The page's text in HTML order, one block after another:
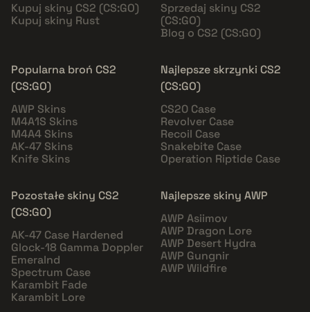
Kupuj skiny CS2 (CS:GO)
Kupuj skiny Rust
Sprzedaj skiny CS2
(CS:GO)
Blog o CS2 (CS:GO)
Popularna broń CS2
(CS:GO)
AWP Skins
M4A1S Skins
M4A4 Skins
AK-47 Skins
Knife Skins
Najlepsze skrzynki CS2
(CS:GO)
CS20 Case
Revolver Case
Recoil Case
Snakebite Case
Operation Riptide Case
Pozostałe skiny CS2
(CS:GO)
AK-47 Case Hardened
Glock-18 Gamma Doppler
Emeralnd
Spectrum Case
Karambit Fade
Karambit Lore
Najlepsze skiny AWP
AWP Asiimov
AWP Dragon Lore
AWP Desert Hydra
AWP Gungnir
AWP Wildfire